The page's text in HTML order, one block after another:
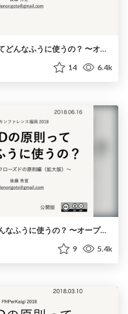
14 6.4k
SOLIDの原則ってどんなふうに使うの？ 〜オープン・クローズドの原則編（拡大版）〜
9 5.4k